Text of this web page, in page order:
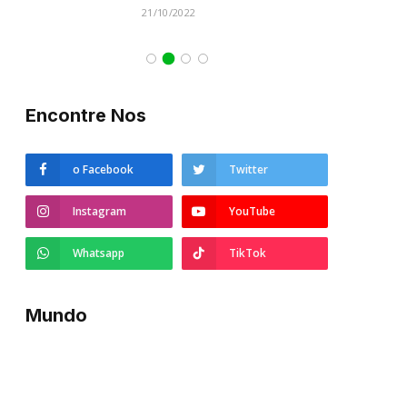
21/10/2022
Encontre Nos
o Facebook Twitter
Instagram YouTube
Whatsapp TikTok
Mundo